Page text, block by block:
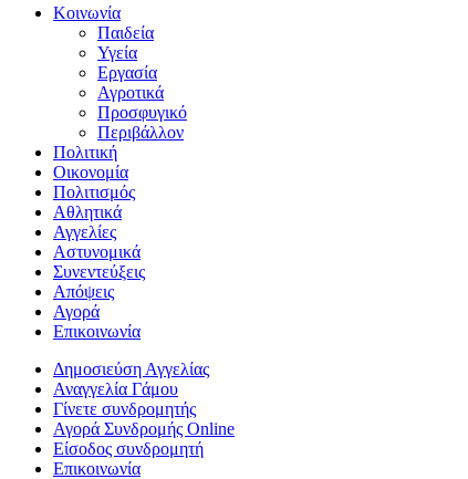
Κοινωνία
Παιδεία
Υγεία
Εργασία
Αγροτικά
Προσφυγικό
Περιβάλλον
Πολιτική
Οικονομία
Πολιτισμός
Αθλητικά
Αγγελίες
Αστυνομικά
Συνεντεύξεις
Απόψεις
Αγορά
Επικοινωνία
Δημοσιεύση Αγγελίας
Αναγγελία Γάμου
Γίνετε συνδρομητής
Αγορά Συνδρομής Online
Είσοδος συνδρομητή
Επικοινωνία